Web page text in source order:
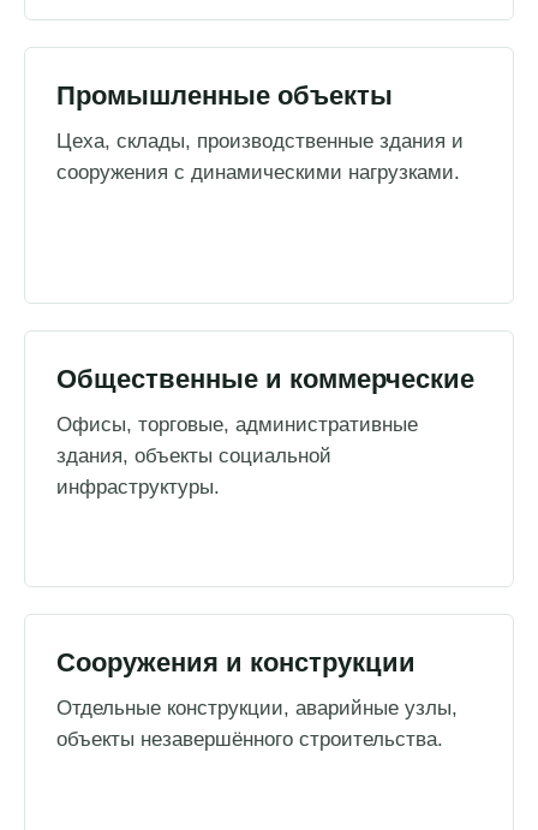
Промышленные объекты
Цеха, склады, производственные здания и
сооружения с динамическими нагрузками.
Общественные и коммерческие
Офисы, торговые, административные
здания, объекты социальной
инфраструктуры.
Сооружения и конструкции
Отдельные конструкции, аварийные узлы,
объекты незавершённого строительства.